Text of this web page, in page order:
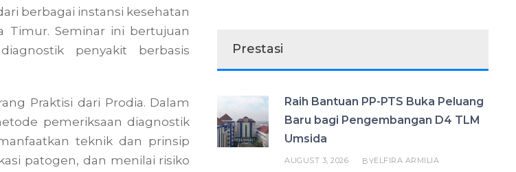
berbagai instansi kesehatan
Timur. Seminar ini bertujuan
penyakit berbasis
Praktisi dari Prodia. Dalam
pemeriksaan diagnostik
teknik dan prinsip
patogen, dan menilai risiko
Prestasi
Raih Bantuan PP-PTS Buka Peluang
Baru bagi Pengembangan D4 TLM
Umsida
AUGUST 3, 2026 BYELFIRA ARMILIA